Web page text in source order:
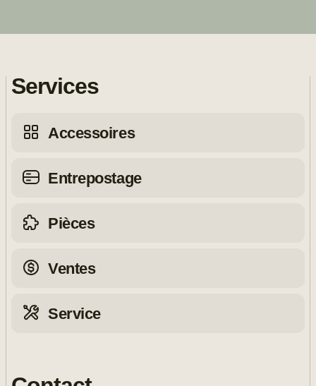
Services
Accessoires
Entrepostage
Pièces
Ventes
Service